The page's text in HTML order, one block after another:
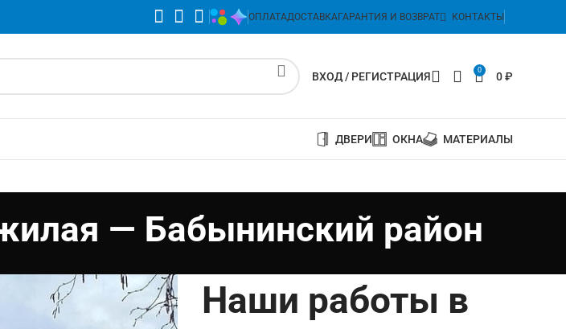
ОПЛАТАДОСТАВКАГАРАНТИЯ И ВОЗВРАТ КОНТАКТЫ
ВХОД / РЕГИСТРАЦИЯ 0 0₽
ДВЕРИ ОКНА МАТЕРИАЛЫ
— Бабынинский район
Наши работы в